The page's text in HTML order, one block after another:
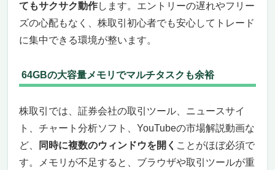
てもサクサク動作します。エントリーの遅れやフリー
ズの心配もなく、株取引初心者でも安心してトレード
に集中できる環境が整います。
64GBの大容量メモリでマルチタスクも余裕
株取引では、証券会社の取引ツール、ニュースサイ
ト、チャート分析ソフト、YouTubeの市場解説動画な
ど、
同時に複数のウィンドウを開く ことがほぼ必須で
す。メモリが不足すると、ブラウザや取引ツールが重